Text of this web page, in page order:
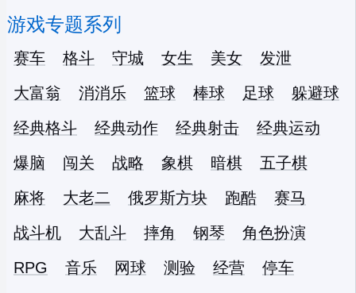
游戏专题系列
赛车 格斗 守城 女生 美女
发泄
大富翁
消消乐 篮球 棒球 足球
躲避球
经典格斗
经典动作 经典射击
经典运动
爆脑
闯关 战略 象棋 暗棋
五子棋
麻将
大老二 俄罗斯方块 跑酷
赛马
战斗机
大乱斗 摔角 钢琴
角色扮演
RPG
音乐 网球 测验 经营
停车